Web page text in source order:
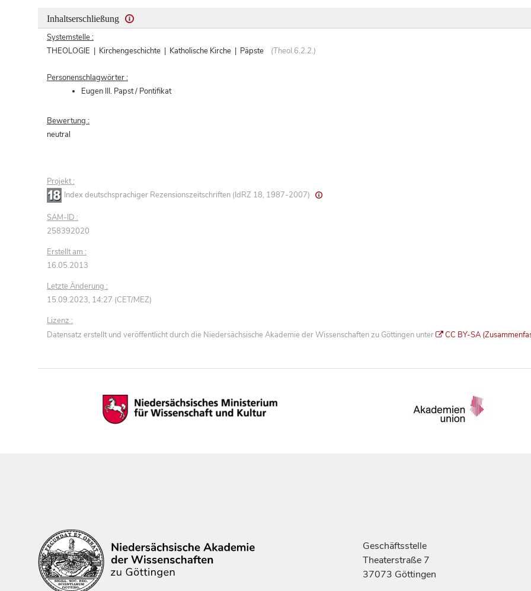
Inhaltserschließung
Systemstelle :
THEOLOGIE | Kirchengeschichte | Katholische Kirche | Päpste
(Theol.6.2.2.)
Personenschlagwörter :
Eugen III. Papst / Pontifikat
Bewertung :
neutral
Projekt :
Index deutschsprachiger Rezensionszeitschriften (IdRZ 18, 1987-2007)
SAM-ID :
258392020
Erstellt am :
16.05.2013
Letzte Änderung :
15.09.2023, 14:27 (CET/MEZ)
Lizenz :
Datensatz erstellt und veröffentlicht durch die Niedersächsische Akademie der Wissenschaften zu Göttingen unter
CC BY-SA
Geschäftsstelle
Theaterstraße 7
37073 Göttingen